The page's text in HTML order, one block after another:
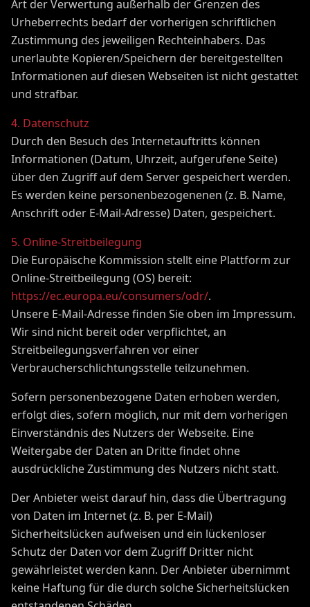
Art der Verwertung außerhalb der Grenzen des
Urheberrechts bedarf der vorherigen schriftlichen
Zustimmung des jeweiligen Rechteinhabers. Das
unerlaubte Kopieren/Speichern der bereitgestellten
Informationen auf diesen Webseiten ist nicht gestattet
und strafbar.
4. Datenschutz
Durch den Besuch des Internetauftritts können
Informationen (Datum, Uhrzeit, aufgerufene Seite)
über den Zugriff auf dem Server gespeichert werden.
Es werden keine personenbezogenenen (z. B. Name,
Anschrift oder E-Mail-Adresse) Daten, gespeichert.
5. Online-Streitbeilegung
Die Europäische Kommission stellt eine Plattform zur
Online-Streitbeilegung (OS) bereit:
https://ec.europa.eu/consumers/odr/.
Unsere E-Mail-Adresse finden Sie oben im Impressum.
Wir sind nicht bereit oder verpflichtet, an
Streitbeilegungsverfahren vor einer
Verbraucherschlichtungsstelle teilzunehmen.
Sofern personenbezogene Daten erhoben werden,
erfolgt dies, sofern möglich, nur mit dem vorherigen
Einverständnis des Nutzers der Webseite. Eine
Weitergabe der Daten an Dritte findet ohne
ausdrückliche Zustimmung des Nutzers nicht statt.
Der Anbieter weist darauf hin, dass die Übertragung
von Daten im Internet (z. B. per E-Mail)
Sicherheitslücken aufweisen und ein lückenloser
Schutz der Daten vor dem Zugriff Dritter nicht
gewährleistet werden kann. Der Anbieter übernimmt
keine Haftung für die durch solche Sicherheitslücken